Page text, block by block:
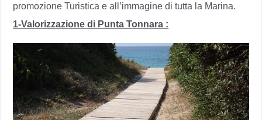
promozione Turistica e all’immagine di tutta la Marina.
1-Valorizzazione di Punta Tonnara :